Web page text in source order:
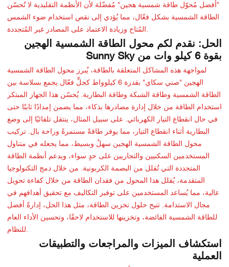
"أفضل مُحوّل طاقة شمسية هجين" مُفضّلة لأن الأنظمة التقليدية لا تُحسّن
الطاقة الشمسية بشكل فعّال، مما يُؤدي إلى نقص استخدام ضوء الشمس
المُتاح وزيادة الاعتماد على المصادر غير المُتجددة.
الحل: نقدم لكم محول الطاقة الشمسية الهجين
بقوة 6 كيلو وات من Sunny Sky
لمواجهة هذه المشاكل المتعلقة بالطاقة، يُبرز محول الطاقة الشمسية
الهجين "صني سكاي" بقدرة 6 كيلوواط كحلٍّ فعّال يجمع بسلاسة بين
الطاقة الشمسية وطاقة الشبكة وطاقة البطارية. يُحسّن هذا الجهاز المبتكر
استخدام الطاقة من خلال إدارة مصادرها بذكاء، مما يضمن إمدادًا ثابتًا حتى
في حال انقطاع التيار الكهربائي. على سبيل المثال، ينتقل تلقائيًا إلى وضع
البطارية أثناء انقطاع التيار، مما يوفر طاقةً مستمرةً وراحة بال. تركيب
محول الطاقة الشمسية الهجين سهلٌ وبسيط، مما يجعله في متناول
المستخدمين السكنيين والتجاريين على حدٍ سواء، ويدعم أنظمة الطاقة
المتجددة التي تُقلل من البصمة الكربونية. من خلال دمج التكنولوجيا
المتقدمة، يُقلل هذا المحول من فقدان الطاقة من خلال كفاءة تحويل
عالية، مما يُساعد المستخدمين على توفير التكاليف مع تحقيق أهدافهم في
مجال الاستدامة. تتيح حلول تخزين الطاقة، مثل هذا الحل، إدارةً أفضل
للطاقة الشمسية الفائضة، وتخزينها للاستخدام لاحقًا، وتحسين الأداء العام
للنظام.
استكشاف الميزات والمراجعات والتطبيقات
العملية